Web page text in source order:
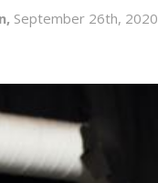
September 26th, 2020